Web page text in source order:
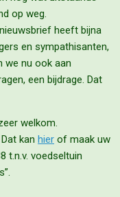
op weg.
heeft bijna
en sympathisanten,
we nu ook aan
een bijdrage. Dat
welkom.
kan hier of maak uw
t.n.v. voedseltuin